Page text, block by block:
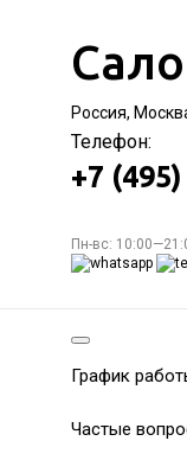
Россия,
Телефон:
+7
Пн-вс:
График
Частые